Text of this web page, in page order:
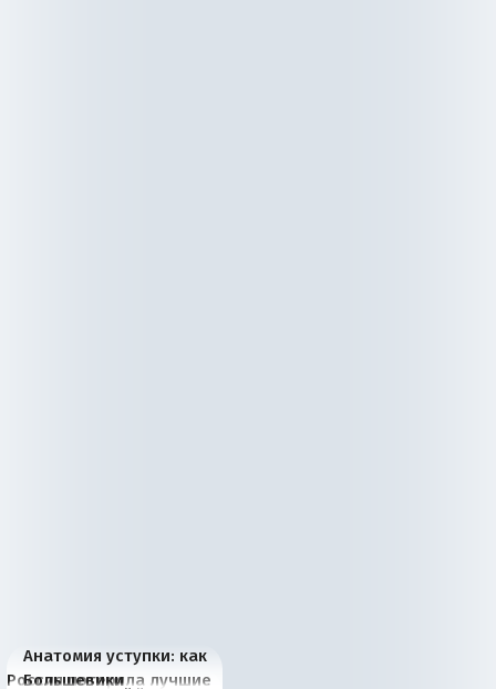
Анатомия уступки: как
Россия потеряла лучшие
Большевики